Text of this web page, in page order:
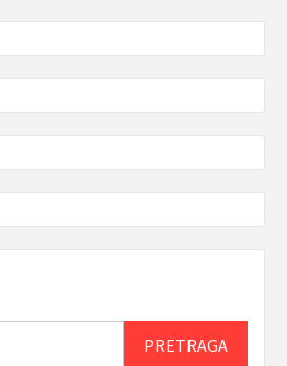
PRETRAGA